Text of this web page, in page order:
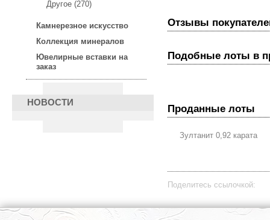
Другое (270)
Камнерезное искусство
Коллекция минералов
Ювелирные вставки на
заказ
НОВОСТИ
Отзывы
Подобные лоты в
Проданные лоты
Зултанит 0,92 карата
Поделитесь ссылочкой: